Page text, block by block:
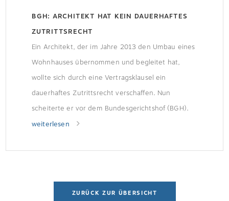
BGH: ARCHITEKT HAT KEIN DAUERHAFTES
ZUTRITTSRECHT
Ein Architekt, der im Jahre 2013 den Umbau eines
Wohnhauses übernommen und begleitet hat,
wollte sich durch eine Vertragsklausel ein
dauerhaftes Zutrittsrecht verschaffen. Nun
scheiterte er vor dem Bundesgerichtshof (BGH).
Der Fall: Architekt erbittet Zutritt Der
geschlossen wurde, enthält die Klausel: „Der
Beendigung […]
weiterlesen
ZURÜCK ZUR ÜBERSICHT